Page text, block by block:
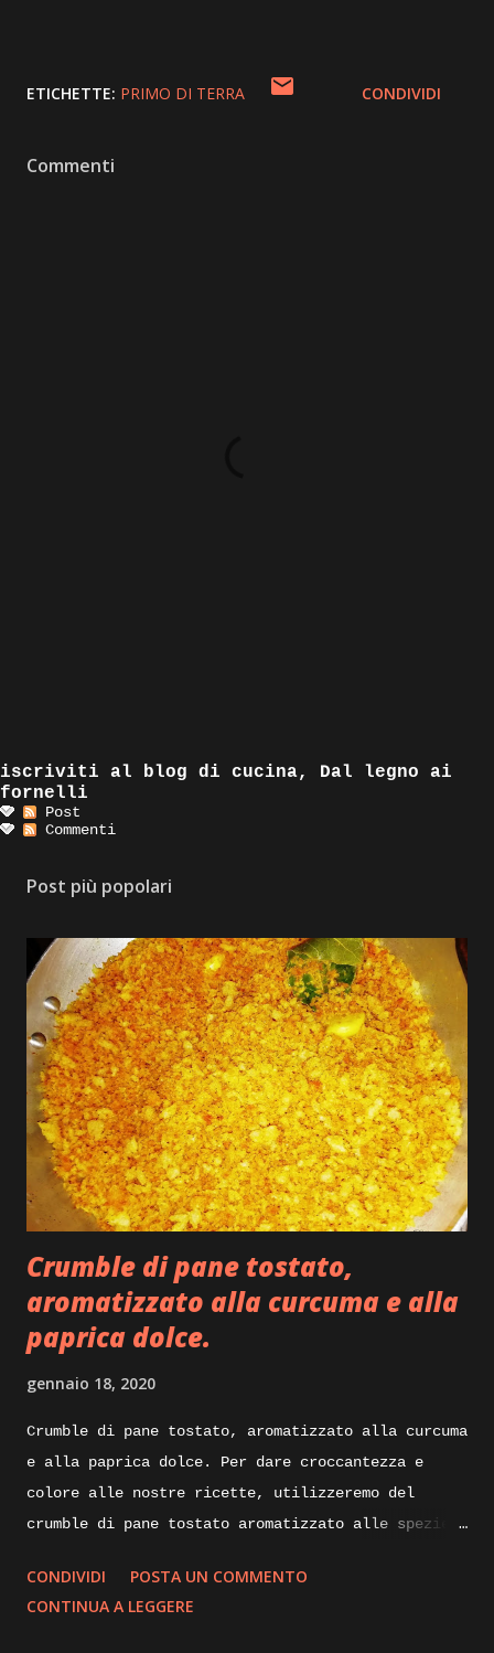
ETICHETTE: PRIMO DI TERRA CONDIVIDI
Commenti
iscriviti al blog di cucina, Dal legno ai
fornelli
Post
Commenti
Post più popolari
Crumble di pane tostato,
aromatizzato alla curcuma e alla
paprica dolce.
gennaio 18, 2020
Crumble di pane tostato, aromatizzato alla curcuma
e alla paprica dolce. Per dare croccantezza e
colore alle nostre ricette, utilizzeremo del
crumble di pane tostato aromatizzato alle spezie.
impreziosire e dare croccantezza ai mie piatti.
Ingredienti: mollica di pane non troppo fresca un
CONDIVIDI
POSTA UN COMMENTO
CONTINUA A LEGGERE